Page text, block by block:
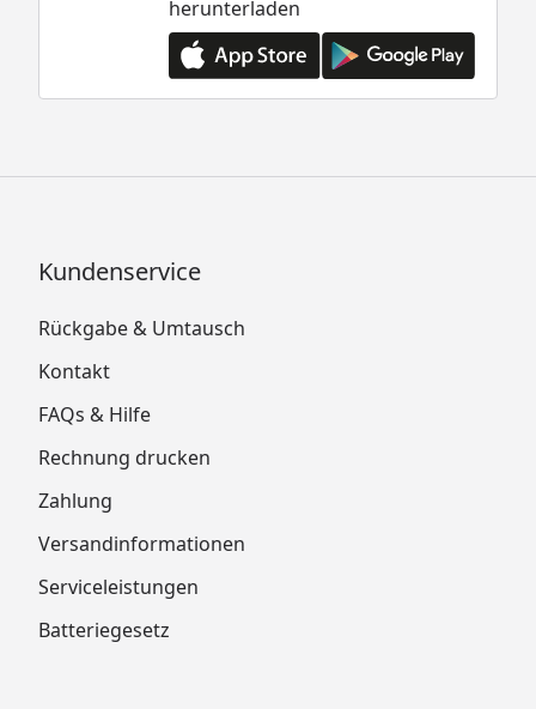
herunterladen
Kundenservice
Rückgabe & Umtausch
Kontakt
FAQs & Hilfe
Rechnung drucken
Zahlung
Versandinformationen
Serviceleistungen
Batteriegesetz